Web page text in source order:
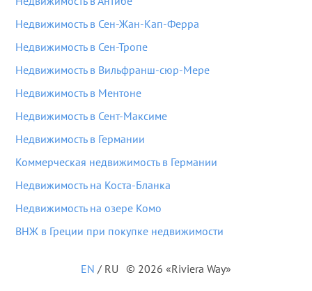
Недвижимость в Сен-Жан-Кап-Ферра
Недвижимость в Сен-Тропе
Недвижимость в Вильфранш-сюр-Мере
Недвижимость в Ментоне
Недвижимость в Сент-Максиме
Недвижимость в Германии
Коммерческая недвижимость в Германии
Недвижимость на Коста-Бланка
Недвижимость на озере Комо
ВНЖ в Греции при покупке недвижимости
EN / RU © 2026 «Riviera Way»